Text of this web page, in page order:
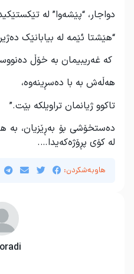
دواجار، “پێشه‌وا” له‌
“هێشتا ئێمه‌ له‌ بیابانێک
كه‌ غه‌ریبیمان به‌ خۆڵ
هه‌ڵه‌ش به‌ با ده‌سڕینه‌وه‌،
تاكوو ژیانمان تراویلكه‌ بێت.”
ده‌ستخۆشی بۆ به‌ڕێزیان، به‌
له‌ كۆی پڕۆژه‌كه‌یدا….
هاوبەشکردن: